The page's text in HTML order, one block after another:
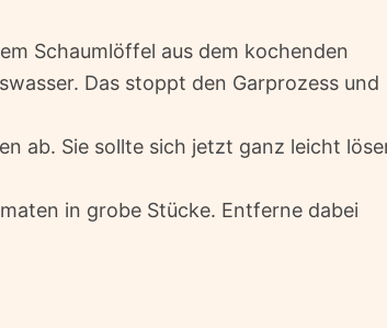
Schaumlöffel aus dem kochenden
Das stoppt den Garprozess und
ab. Sie sollte sich jetzt ganz leicht
in grobe Stücke. Entferne dabei